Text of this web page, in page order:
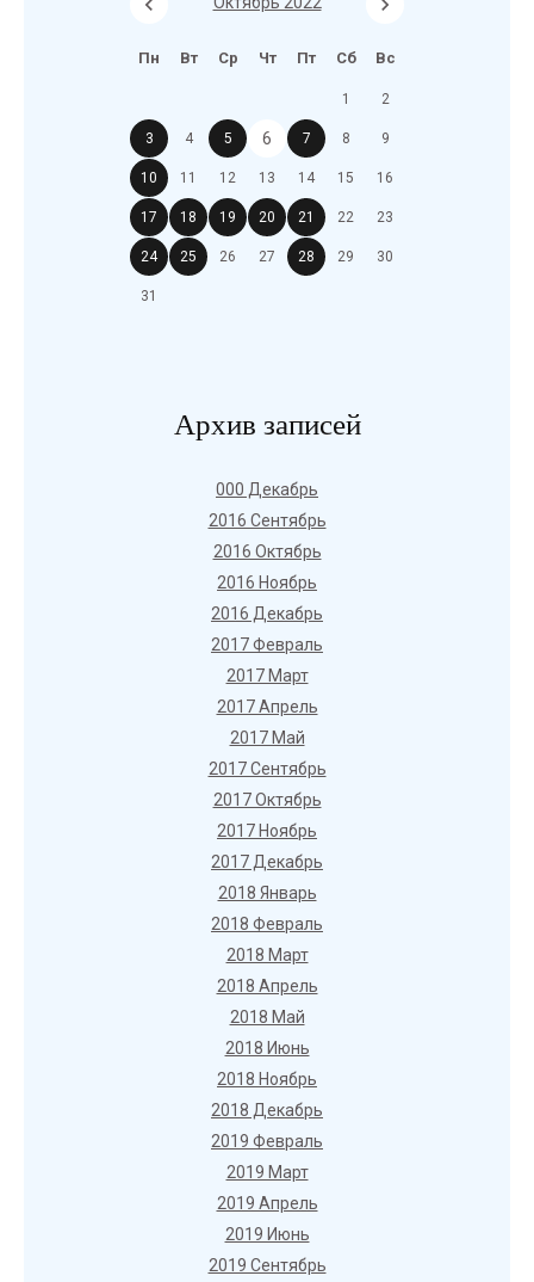
Пн Вт Ср Чт Пт Сб Вс
1 2
3 4 5 6 7 8 9
10 11 12 13 14 15 16
17 18 19 20 21 22 23
24 25 26 27 28 29 30
31
Архив записей
000 Декабрь
2016 Сентябрь
2016 Октябрь
2016 Ноябрь
2016 Декабрь
2017 Февраль
2017 Март
2017 Апрель
2017 Май
2017 Сентябрь
2017 Октябрь
2017 Ноябрь
2017 Декабрь
2018 Январь
2018 Февраль
2018 Март
2018 Апрель
2018 Май
2018 Июнь
2018 Ноябрь
2018 Декабрь
2019 Февраль
2019 Март
2019 Апрель
2019 Июнь
2019 Сентябрь